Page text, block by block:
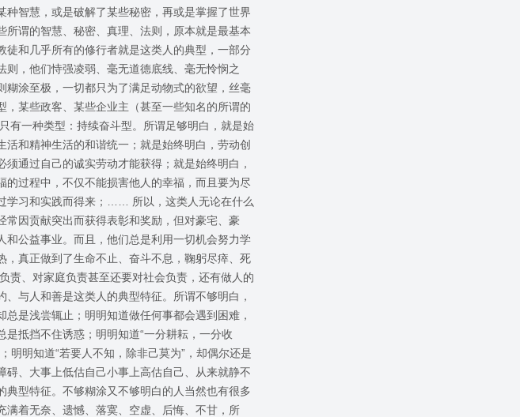
智慧，或是破解了某些秘密，再或是掌握了世界
谓的智慧、秘密、真理、法则，原本就是最基本
和几乎所有的修行者就是这类人的典型，一部分
，他们恃强凌弱、毫无道德底线、毫无怜悯之
涂至极，一切都只为了满足动物式的欲望，丝毫
某些政客、某些企业主（甚至一些知名的所谓的
有一种类型：持续奋斗型。所谓足够明白，就是始
和精神生活的和谐统一；就是始终明白，劳动创
通过自己的诚实劳动才能获得；就是始终明白，
过程中，不仅不能损害他人的幸福，而且要为尽
学习和实践而得来；…… 所以，这类人无论在什么
因贡献突出而获得表彰和奖励，但对豪宅、豪
公益事业。而且，他们总是利用一切机会努力学
真正做到了生命不止、奋斗不息，鞠躬尽瘁、死
责、对家庭负责甚至还要对社会负责，还有做人的
与人和善是这类人的典型特征。所谓不够明白，
是浅尝辄止；明明知道做任何事都会遇到困难，
抵挡不住诱惑；明明知道“一分耕耘，一分收
明明知道“若要人不知，除非己莫为”，却偶尔还是
、大事上低估自己小事上高估自己、从来就静不
型特征。不够糊涂又不够明白的人当然也有很多
着无奈、遗憾、落寞、空虚、后悔、不甘，所